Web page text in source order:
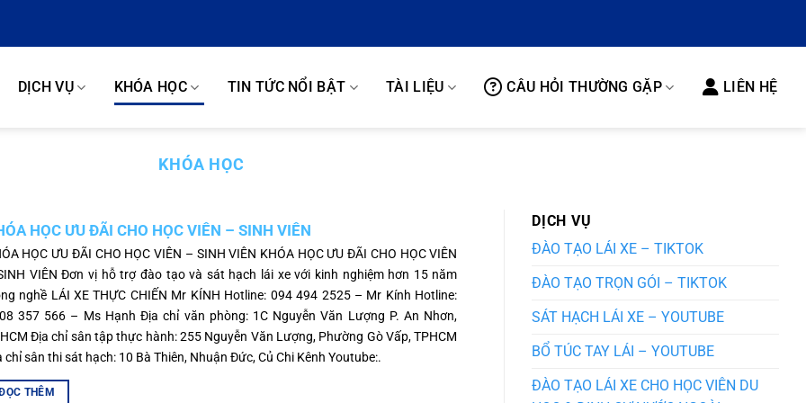
DỊCH VỤ KHÓA HỌC TIN TỨC NỔI BẬT TÀI LIỆU CÂU HỎI THƯỜNG GẶP LIÊN HỆ
KHÓA HỌC
HỌC ƯU ĐÃI CHO HỌC VIÊN – SINH VIÊN
HỌC ƯU ĐÃI CHO HỌC VIÊN – SINH VIÊN KHÓA HỌC ƯU ĐÃI CHO HỌC VIÊN
VIÊN Đơn vị hỗ trợ đào tạo và sát hạch lái xe với kinh nghiệm hơn 15 năm
nghề LÁI XE THỰC CHIẾN Mr KÍNH Hotline: 094 494 2525 – Mr Kính Hotline:
357 566 – Ms Hạnh Địa chỉ văn phòng: 1C Nguyễn Văn Lượng P. An Nhơn,
Địa chỉ sân tập thực hành: 255 Nguyễn Văn Lượng, Phường Gò Vấp, TPHCM
chỉ sân thi sát hạch: 10 Bà Thiên, Nhuận Đức, Củ Chi Kênh Youtube:.
THÊM
DỊCH VỤ
ĐÀO TẠO LÁI XE – TIKTOK
ĐÀO TẠO TRỌN GÓI – TIKTOK
SÁT HẠCH LÁI XE – YOUTUBE
BỔ TÚC TAY LÁI – YOUTUBE
ĐÀO TẠO LÁI XE CHO HỌC VIÊN DU